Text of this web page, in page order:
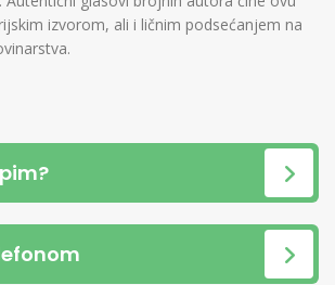
izvorom, ali i ličnim podsećanjem na